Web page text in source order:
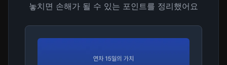
놓치면 손해가 될 수 있는 포인트를 정리했어요